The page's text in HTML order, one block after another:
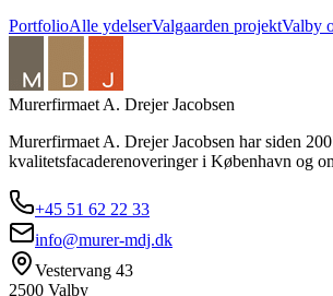
PortfolioAlle ydelserValgaarden projektValby
Murerfirmaet A. Drejer Jacobsen
Murerfirmaet A. Drejer Jacobsen har siden
kvalitetsfacaderenoveringer i København og
+45 51 62 22 33
info@murer-mdj.dk
Vestervang 43
2500 Valby